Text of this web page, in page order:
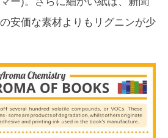
安価な素材よりもリグニンが少